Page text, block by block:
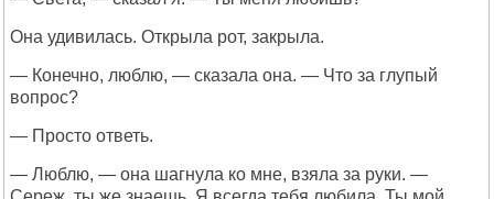
Она удивилась. Открыла рот, закрыла.
— Конечно, люблю, — сказала она. — Что за глупый
вопрос?
— Просто ответь.
— Люблю, — она шагнула ко мне, взяла за руки. —